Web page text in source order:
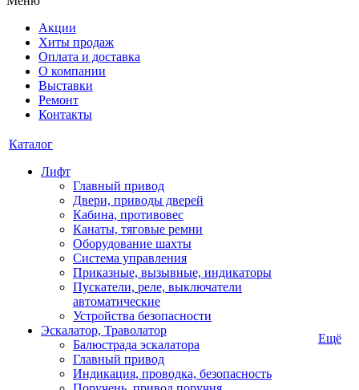
Акции
Хиты продаж
Оплата и доставка
О компании
Выставки
Ремонт
Контакты
Каталог
Лифт
Главный привод
Двери, приводы дверей
Кабина, противовес
Канаты, тяговые ремни
Оборудование шахты
Система управления
Приказные, вызывные, индикаторы
Пускатели, реле, выключатели
автоматические
Устройства безопасности
Эскалатор, Траволатор
Балюстрада эскалатора
Главный привод
Индикация, проводка, безопасность
Ещё